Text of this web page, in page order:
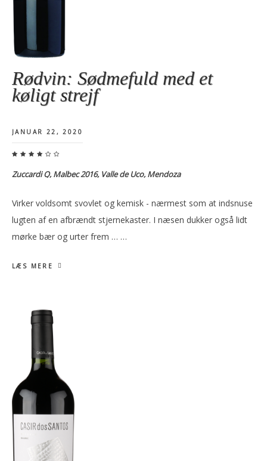
Rødvin: Sødmefuld med et
køligt strejf
JANUAR 22, 2020
Zuccardi Q, Malbec 2016, Valle de Uco, Mendoza
Virker voldsomt svovlet og kemisk - nærmest som at indsnuse
lugten af en afbrændt stjernekaster. I næsen dukker også lidt
mørke bær og urter frem … …
LÆS MERE